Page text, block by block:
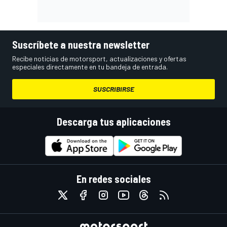
Suscríbete a nuestra newsletter
Recibe noticias de motorsport, actualizaciones y ofertas
especiales directamente en tu bandeja de entrada.
SUSCRIBIRSE
Descarga tus aplicaciones
En redes sociales